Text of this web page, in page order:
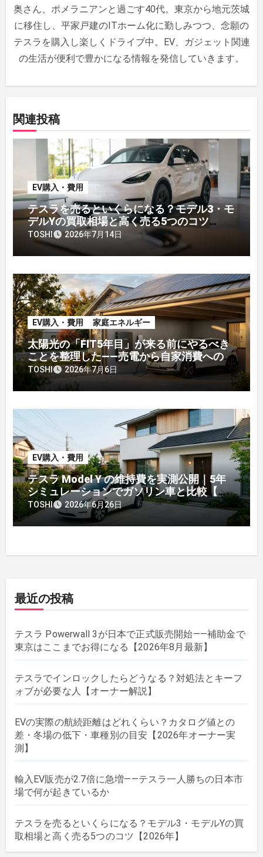
ン
奥さん、ポメラニアンと過ごす40代。東京から地元茨城
に移住し、平家戸建のITホーム化に勤しみつつ、念願の
テスラを購入し楽しくドライブ中。EV、ガジェット関連
の生活が便利で豊かになる情報を発信していきます。
関連投稿
EV購入・費用
テスラを売るといくらになる？モデル3・モ
デルYの買取相場と高く売る5つのコツ
【2026年】
TOSHI 2026年7月14日
EV購入・費用 家庭エネルギー
太陽光の「FIT5年目」が来る前にやるべき
ことを整理した——売電から自家消費への戦
略転換
TOSHI 2026年7月6日
EV購入・費用
テスラ Model Y の維持費を実測公開｜5年
シミュレーションでガソリン車と比較【オ
ーナー】
TOSHI 2026年6月26日
最近の投稿
テスラ Powerwall 3が日本で正式販売開始——補助金で
東京はここまでお得になる【2026年8月最新】
テスラでインロックしたらどうなる？対処法とキーフ
ォブが必要な人【オーナー解説】
EVの実際の航続距離はどれくらい？カタログ値との
差・冬場の低下・車種別の目安【2026年オーナー実
測】
輸入EV販売が2.7倍に急増——テスラ一人勝ちの日本市
場で何が起きているか
テスラを売るといくらになる？モデル3・モデルYの買
取相場と高く売る5つのコツ【2026年】